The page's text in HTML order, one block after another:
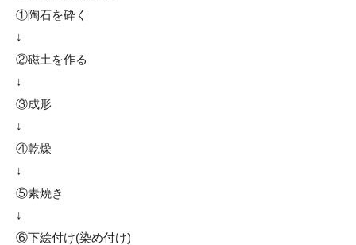
①陶石を砕く
↓
②磁土を作る
↓
③成形
↓
④乾燥
↓
⑤素焼き
↓
⑥下絵付け(染め付け)